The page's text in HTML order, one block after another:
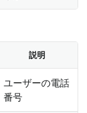
説明
ユーザーの電話
番号